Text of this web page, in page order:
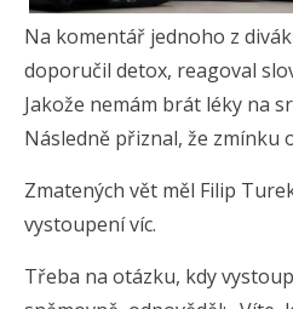
Na komentář jednoho z
doporučil detox, reagoval
Jakože nemám brát léky na
Následně přiznal, že zmínku
Zmatených vět měl Filip
vystoupení víc.
Třeba na otázku, kdy